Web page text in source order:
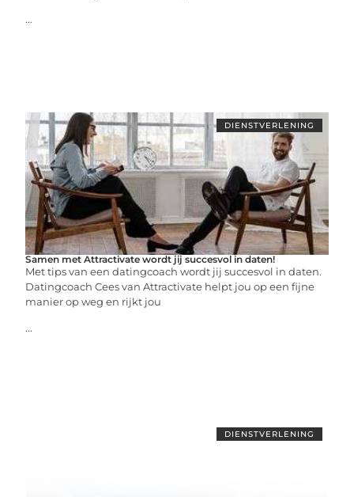
...
DIENSTVERLENING
Samen met Attractivate wordt jij succesvol in daten!
Met tips van een datingcoach wordt jij succesvol in daten.
Datingcoach Cees van Attractivate helpt jou op een fijne
manier op weg en rijkt jou
...
DIENSTVERLENING